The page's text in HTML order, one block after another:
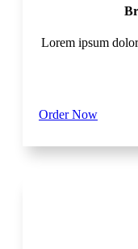
Lorem ipsum
Order Now